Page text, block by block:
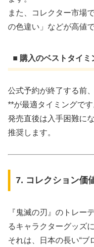
また、コレクター市場
の色違い」などが高値
■ 購入のベストタイミ
公式予約が終了する前
**が最適タイミングです
発売直後は入手困難に
推奨します。
7. コレクション価
『鬼滅の刃』のトレー
るキャラクターグッズ
それは、日本の長い“ブ